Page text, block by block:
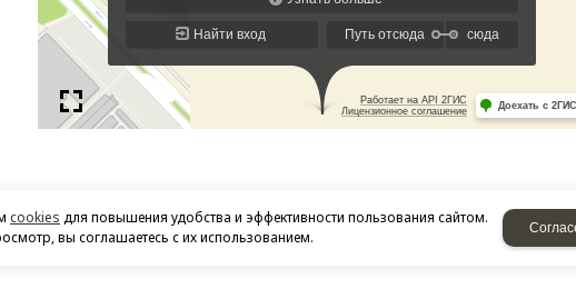
cookies для повышения удобства и эффективности пользования сайтом.
вы соглашаетесь с их использованием.